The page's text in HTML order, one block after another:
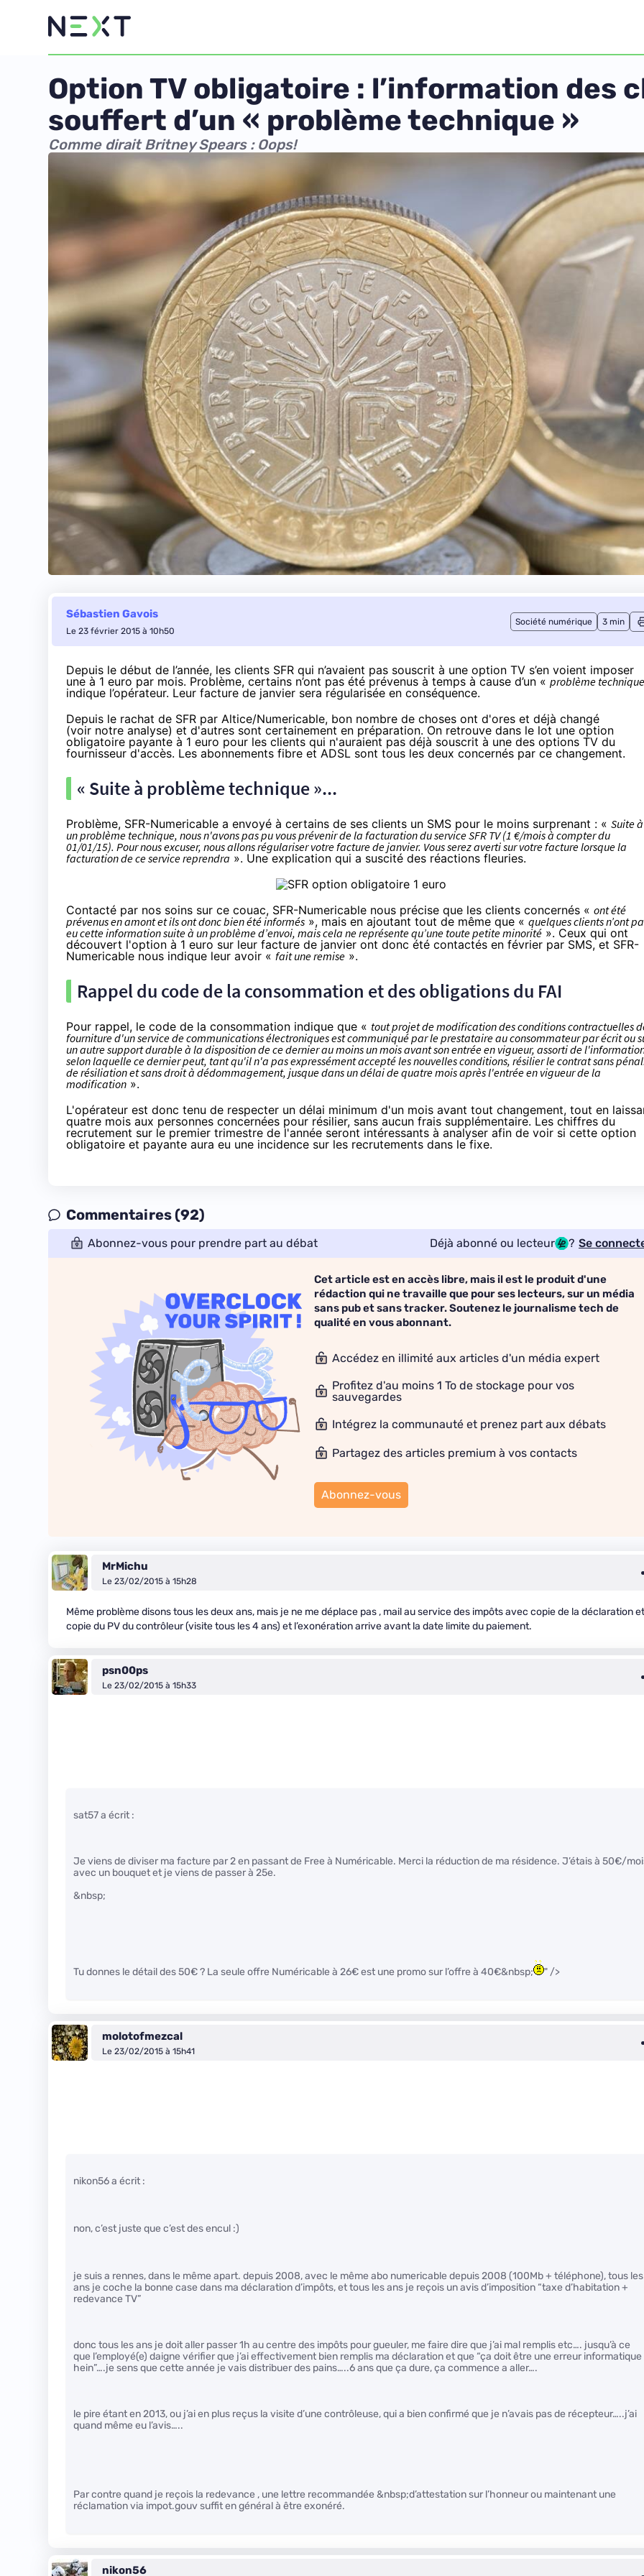
Option TV obligatoire : l’information des
souffert d’un « problème technique »
Comme dirait Britney Spears : Oops!
Sébastien Gavois
Le 23 février 2015 à 10h50
Société numérique 3 min
Depuis le début de l’année, les clients SFR qui n’avaient pas souscrit à une option TV s’en voient imposer
une à 1 euro par mois. Problème, certains n’ont pas été prévenus à temps à cause d’un « problème technique
indique l’opérateur. Leur facture de janvier sera régularisée en conséquence.
Depuis le rachat de SFR par Altice/Numericable, bon nombre de choses ont d'ores et déjà changé
(voir notre analyse) et d'autres sont certainement en préparation. On retrouve dans le lot une option
obligatoire payante à 1 euro pour les clients qui n'auraient pas déjà souscrit à une des options TV du
fournisseur d'accès. Les abonnements fibre et ADSL sont tous les deux concernés par ce changement.
« Suite à problème technique »...
Problème, SFR-Numericable a envoyé à certains de ses clients un SMS pour le moins surprenant : « Suite à
un problème technique, nous n'avons pas pu vous prévenir de la facturation du serviceSFR TV (1 €/mois à compter du
01/01/15). Pour nous excuser, nous allons régulariser votre facture de janvier. Vous serez averti sur votre facture lorsque la
facturation de ce service reprendra ». Une explication qui a suscité des réactions fleuries.
Contacté par nos soins sur ce couac, SFR-Numericable nous précise que les clients concernés « ont été
prévenus en amont et ils ont donc bien été informés », mais en ajoutant tout de même que « quelques clients n’ont
eu cette information suite à un problème d’envoi, mais cela ne représente qu’une toute petite minorité ». Ceux qui ont
découvert l'option à 1 euro sur leur facture de janvier ont donc été contactés en février par SMS, et SFR-
Numericable nous indique leur avoir « fait une remise ».
Rappel du code de la consommation et des obligations du FAI
Pour rappel, le code de la consommation indique que « tout projet de modification des conditions contractuelles
fourniture d'un service de communications électroniques est communiqué par le prestataire au consommateur par écrit ou
un autre support durable à la disposition de ce dernier au moins un mois avant son entrée en vigueur, assorti de
selon laquelle ce dernier peut, tant qu'il n'a pas expressément accepté les nouvelles conditions, résilier le contrat sans
de résiliation et sans droit à dédommagement, jusque dans un délai de quatre mois après l'entrée en vigueur de la
modification ».
L'opérateur est donc tenu de respecter un délai minimum d'un mois avant tout changement, tout en
quatre mois aux personnes concernées pour résilier, sans aucun frais supplémentaire. Les chiffres du
recrutement sur le premier trimestre de l'année seront intéressants à analyser afin de voir si cette option
obligatoire et payante aura eu une incidence sur les recrutements dans le fixe.
Commentaires (92)
Abonnez-vous pour prendre part au débat Déjà abonné ou lecteur ? Se
Cet article est en accès libre, mais il est le produit d'une
rédaction qui ne travaille que pour ses lecteurs, sur un média
sans pub et sans tracker. Soutenez le journalisme tech de
qualité en vous abonnant.
Accédez en illimité aux articles d'un média expert
Profitez d'au moins 1 To de stockage pour vos
sauvegardes
Intégrez la communauté et prenez part aux débats
Partagez des articles premium à vos contacts
Abonnez-vous
MrMichu
Le 23/02/2015 à 15h28
Même problème disons tous les deux ans, mais je ne me déplace pas , mail au service des impôts avec copie de la déclaration et
copie du PV du contrôleur (visite tous les 4 ans) et l’exonération arrive avant la date limite du paiement.
psn00ps
Le 23/02/2015 à 15h33
sat57 a écrit :
Je viens de diviser ma facture par 2 en passant de Free à Numéricable. Merci la réduction de ma résidence. J’étais à 50€/
avec un bouquet et je viens de passer à 25e.
&nbsp;
Tu donnes le détail des 50€ ? La seule offre Numéricable à 26€ est une promo sur l’offre à 40€&nbsp; " />
molotofmezcal
Le 23/02/2015 à 15h41
nikon56 a écrit :
non, c’est juste que c’est des encul :)
je suis a rennes, dans le même apart. depuis 2008, avec le même abo numericable depuis 2008 (100Mb + téléphone), tous les
ans je coche la bonne case dans ma déclaration d’impôts, et tous les ans je reçois un avis d’imposition “taxe d’habitation +
redevance TV”
donc tous les ans je doit aller passer 1h au centre des impôts pour gueuler, me faire dire que j’ai mal remplis etc…. jusqu’à ce
que l’employé(e) daigne vérifier que j’ai effectivement bien remplis ma déclaration et que “ça doit être une erreur informatique
hein”….je sens que cette année je vais distribuer des pains…..6 ans que ça dure, ça commence a aller….
le pire étant en 2013, ou j’ai en plus reçus la visite d’une contrôleuse, qui a bien confirmé que je n’avais pas de récepteur…..j’ai
quand même eu l’avis…..
Par contre quand je reçois la redevance , une lettre recommandée &nbsp;d’attestation sur l’honneur ou maintenant une
réclamation via impot.gouv suffit en général à être exonéré.
nikon56